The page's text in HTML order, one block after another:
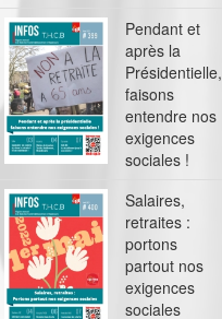
Pendant et
après la
Présidentielle,
faisons
entendre nos
exigences
sociales !
Salaires,
retraites :
portons
partout nos
exigences
sociales